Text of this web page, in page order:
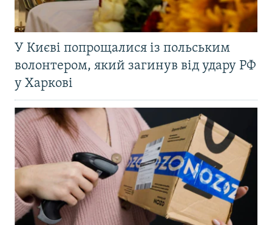
У Києві попрощалися із польським
волонтером, який загинув від удару РФ
у Харкові